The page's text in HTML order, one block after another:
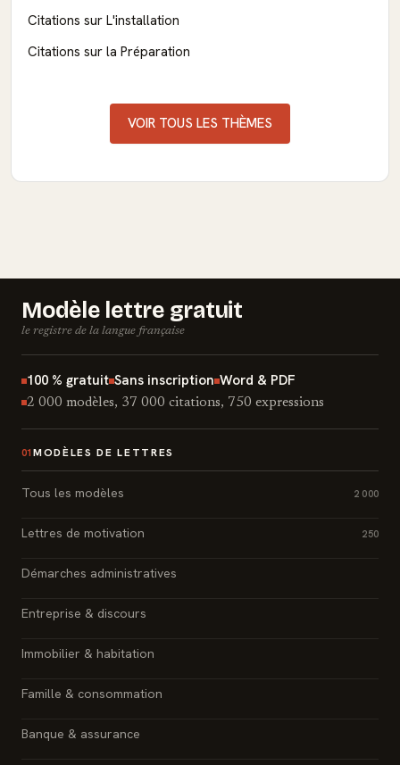
Citations sur L'installation
Citations sur la Préparation
VOIR TOUS LES THÈMES
Modèle lettre gratuit
le registre de la langue française
100 % gratuit Sans inscription Word & PDF
2 000 modèles, 37 000 citations, 750 expressions
01 MODÈLES DE LETTRES
Tous les modèles 2 000
Lettres de motivation 250
Démarches administratives
Entreprise & discours
Immobilier & habitation
Famille & consommation
Banque & assurance